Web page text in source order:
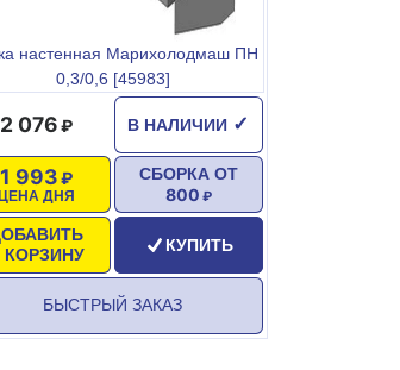
настенная Марихолодмаш ПН
0,3/0,6 [45983]
В НАЛИЧИИ ✓
2 076
ЦЕНА ДНЯ
1 993
КОРЗИНУ
СБОРКА ОТ
800
КУПИТЬ
БЫСТРЫЙ ЗАКАЗ